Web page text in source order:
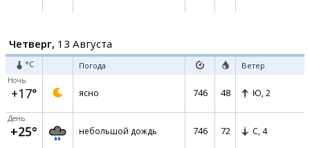
Четверг, 13 Августа
°C Погода Ветер
Ночь
+17° ясно 746 48 Ю, 2
День
+25° небольшой дождь 746 72 С, 4